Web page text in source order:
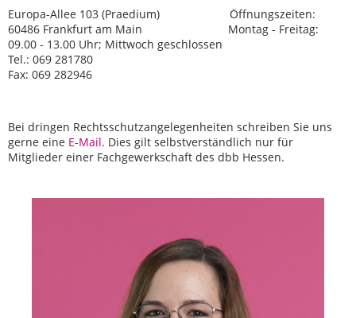
Europa-Allee 103 (Praedium) Öffnungszeiten:
60486 Frankfurt am Main Montag - Freitag:
09.00 - 13.00 Uhr; Mittwoch geschlossen
Tel.: 069 281780
Fax: 069 282946
Bei dringen Rechtsschutzangelegenheiten schreiben Sie uns
gerne eine E-Mail. Dies gilt selbstverständlich nur für
Mitglieder einer Fachgewerkschaft des dbb Hessen.